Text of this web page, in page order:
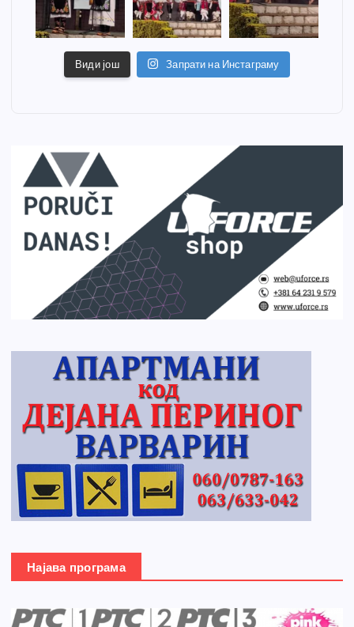
Види још Запрати на Инстаграму
Најава програма